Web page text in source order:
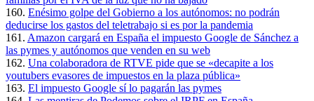
160. Enésimo golpe del Gobierno a los autónomos: no podrán
deducirse los gastos del teletrabajo si es por la pandemia
161. Amazon cargará en España el impuesto Google de Sánchez a
las pymes y autónomos que venden en su web
162. Una colaboradora de RTVE pide que se «decapite a los
youtubers evasores de impuestos en la plaza pública»
163. El impuesto Google sí lo pagarán las pymes